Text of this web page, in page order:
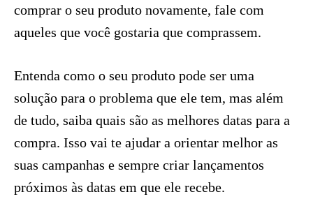
comprar o seu produto novamente, fale com
aqueles que você gostaria que comprassem.
Entenda como o seu produto pode ser uma
solução para o problema que ele tem, mas além
de tudo, saiba quais são as melhores datas para a
compra. Isso vai te ajudar a orientar melhor as
suas campanhas e sempre criar lançamentos
próximos às datas em que ele recebe.